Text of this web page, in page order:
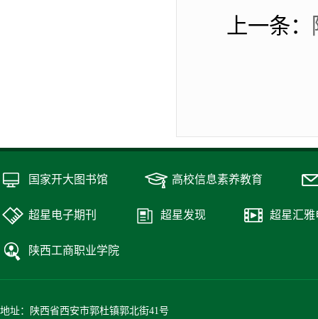
上一条：
国家开大图书馆 高校信息素养教育
超星电子期刊 超星发现 超星汇雅
陕西工商职业学院
地址：陕西省西安市郭杜镇郭北街41号